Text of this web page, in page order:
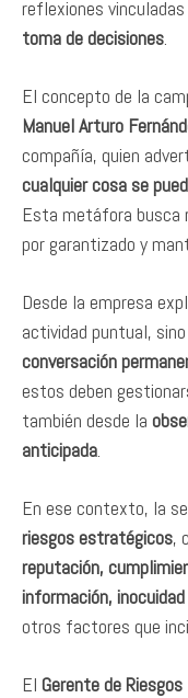
reflexiones vinculadas
toma de decisiones
El concepto de la
Manuel Arturo
compañía, quien
cualquier cosa se
Esta metáfora busca
por garantizado y
Desde la empresa
actividad puntual,
conversación
estos deben
también desde la
anticipada
En ese contexto, la
riesgos estratégicos,
reputación,
información,
otros factores que
El Gerente de